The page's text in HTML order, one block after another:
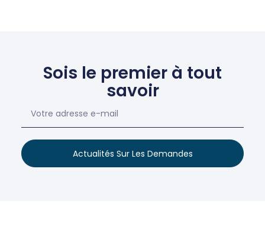
Sois le premier à tout
savoir
Actualités Sur Les Demandes